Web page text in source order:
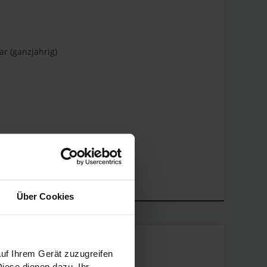
Über Cookies
Ihrem Gerät zuzugreifen
(ganzjährig)
Gesamte Ausstattung anzeigen